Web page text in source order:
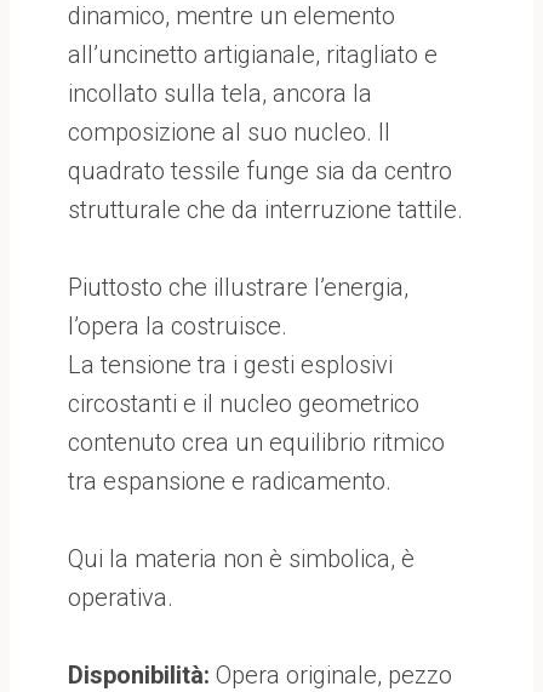
dinamico, mentre un elemento
all’uncinetto artigianale, ritagliato e
incollato sulla tela, ancora la
composizione al suo nucleo. Il
quadrato tessile funge sia da centro
strutturale che da interruzione tattile.
Piuttosto che illustrare l’energia,
l’opera la costruisce.
La tensione tra i gesti esplosivi
circostanti e il nucleo geometrico
contenuto crea un equilibrio ritmico
tra espansione e radicamento.
Qui la materia non è simbolica, è
operativa.
Disponibilità: Opera originale, pezzo